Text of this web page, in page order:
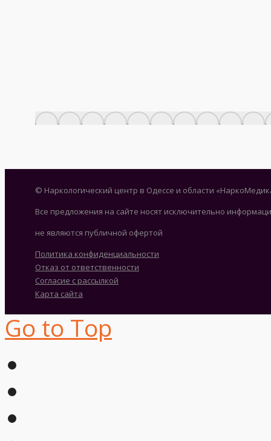
© Наркологический центр в Одессе и области
Все предложения на сайте носят исключительно
не являются публичной офертой
Политика конфиденциальности
Отказ от ответственности
Согласие с рассылкой
Карта сайта
Go to Top